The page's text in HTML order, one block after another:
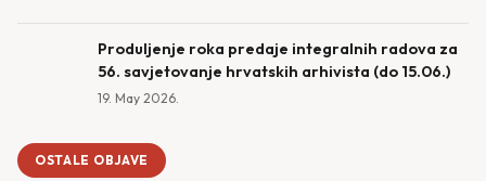
Produljenje roka predaje integralnih radova za
56. savjetovanje hrvatskih arhivista (do 15.06.)
19. May 2026.
OSTALE OBJAVE